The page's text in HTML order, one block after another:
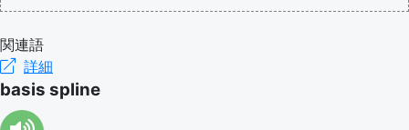
関連語
詳細
basis spline